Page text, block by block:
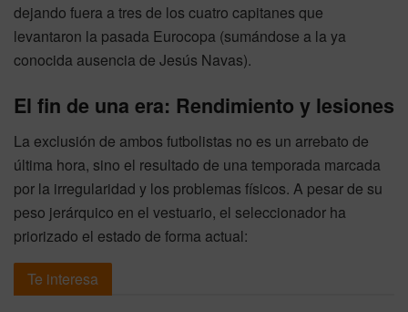
dejando fuera a tres de los cuatro capitanes que
levantaron la pasada Eurocopa (sumándose a la ya
conocida ausencia de Jesús Navas).
El fin de una era: Rendimiento y lesiones
La exclusión de ambos futbolistas no es un arrebato de
última hora, sino el resultado de una temporada marcada
por la irregularidad y los problemas físicos. A pesar de su
peso jerárquico en el vestuario, el seleccionador ha
priorizado el estado de forma actual:
Te interesa